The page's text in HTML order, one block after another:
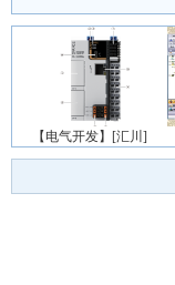
【电气开发】[汇川]